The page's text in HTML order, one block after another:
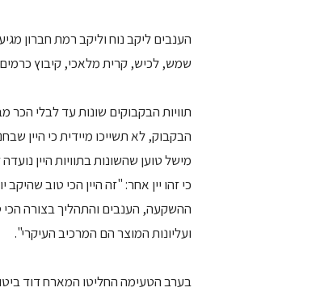
שמש, לכיש, קרית מלאכי, קיבוץ
תוויות הבקבוקים שונות עד לבלי
הבקבוק, לא תשייכו מיידית כי היין
מישל טוען שהשונות בתוויות היין
כי זהו יין אחר: "זה היין הכי טוב
ההשקעה, הענבים והתהליך בצורה הכי
ועליונות המוצר הם המרכיב העיקרי".
בערב הטעימה החליטו המארח דוד